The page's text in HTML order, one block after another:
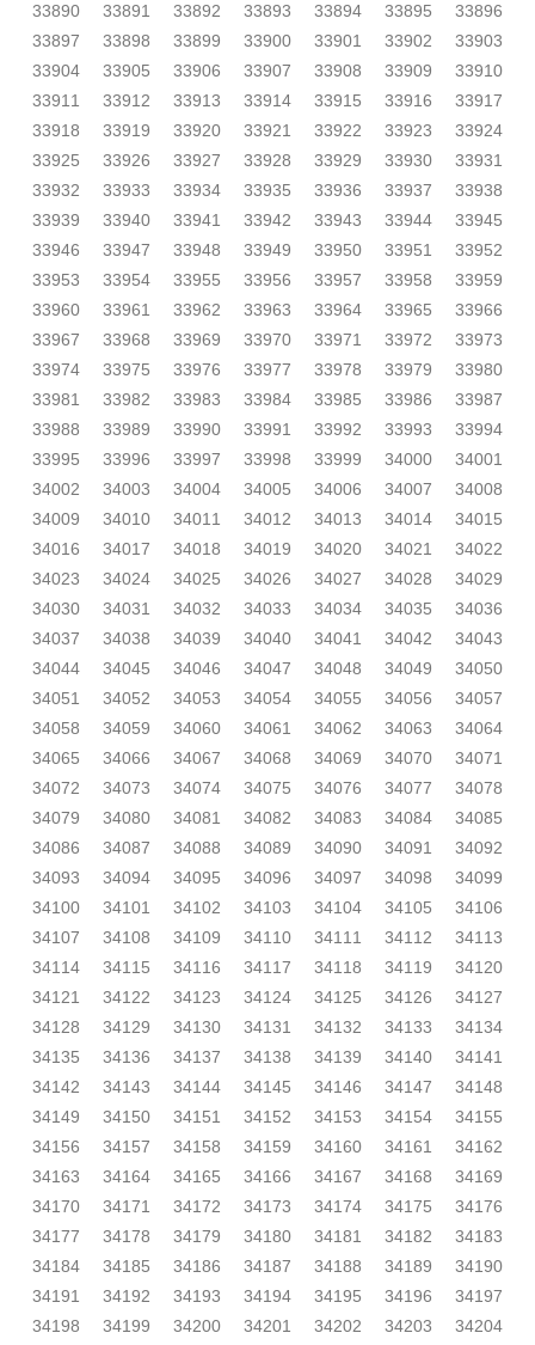
33890
33891 33892 33893 33894 33895
33896
33897
33898 33899 33900 33901 33902
33903
33904
33905 33906 33907 33908 33909
33910
33911
33912 33913 33914 33915 33916
33917
33918
33919 33920 33921 33922 33923
33924
33925
33926 33927 33928 33929 33930
33931
33932
33933 33934 33935 33936 33937
33938
33939
33940 33941 33942 33943 33944
33945
33946
33947 33948 33949 33950 33951
33952
33953
33954 33955 33956 33957 33958
33959
33960
33961 33962 33963 33964 33965
33966
33967
33968 33969 33970 33971 33972
33973
33974
33975 33976 33977 33978 33979
33980
33981
33982 33983 33984 33985 33986
33987
33988
33989 33990 33991 33992 33993
33994
33995
33996 33997 33998 33999 34000
34001
34002
34003 34004 34005 34006 34007
34008
34009
34010 34011 34012 34013 34014
34015
34016
34017 34018 34019 34020 34021
34022
34023
34024 34025 34026 34027 34028
34029
34030
34031 34032 34033 34034 34035
34036
34037
34038 34039 34040 34041 34042
34043
34044
34045 34046 34047 34048 34049
34050
34051
34052 34053 34054 34055 34056
34057
34058
34059 34060 34061 34062 34063
34064
34065
34066 34067 34068 34069 34070
34071
34072
34073 34074 34075 34076 34077
34078
34079
34080 34081 34082 34083 34084
34085
34086
34087 34088 34089 34090 34091
34092
34093
34094 34095 34096 34097 34098
34099
34100
34101 34102 34103 34104 34105
34106
34107
34108 34109 34110 34111 34112
34113
34114
34115 34116 34117 34118 34119
34120
34121
34122 34123 34124 34125 34126
34127
34128
34129 34130 34131 34132 34133
34134
34135
34136 34137 34138 34139 34140
34141
34142
34143 34144 34145 34146 34147
34148
34149
34150 34151 34152 34153 34154
34155
34156
34157 34158 34159 34160 34161
34162
34163
34164 34165 34166 34167 34168
34169
34170
34171 34172 34173 34174 34175
34176
34177
34178 34179 34180 34181 34182
34183
34184
34185 34186 34187 34188 34189
34190
34191
34192 34193 34194 34195 34196
34197
34198
34199 34200 34201 34202 34203
34204